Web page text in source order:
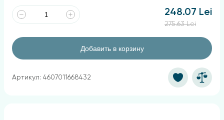
248.07 Lei
275.63 Lei
Добавить в корзину
Артикул: 4607011668432